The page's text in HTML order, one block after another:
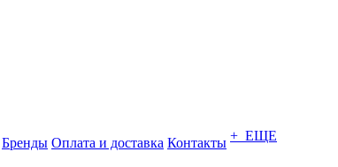
Бренды Оплата и доставка Контакты + ЕЩЕ